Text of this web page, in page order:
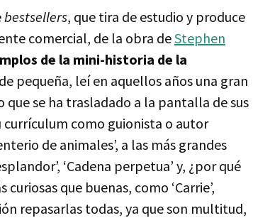
bestsellers, que tira de estudio y produce
comercial, de la obra deStephen
de la mini-historia de la
pequeña, leí en aquellos años una gran
se ha trasladado a la pantalla de sus
currículum como guionista o autor
de animales’, a las más grandes
‘Cadena perpetua’ y, ¿por qué
que buenas, como ‘Carrie’,
repasarlas todas, ya que son multitud,